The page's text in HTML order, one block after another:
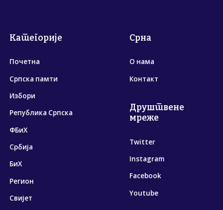
Категорије
Почетна
Српска памти
Избори
Република Српска
ФБиХ
Србија
БиХ
Регион
Свијет
Срна
О нама
Контакт
Друштвене
мреже
Twitter
Instagram
Facebook
Youtube